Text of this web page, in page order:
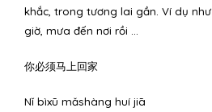
khắc, trong tương lai gần. Ví dụ
giờ, mưa đến nơi rồi …
你必须马上回家
Nǐ bìxū mǎshàng huí jiā